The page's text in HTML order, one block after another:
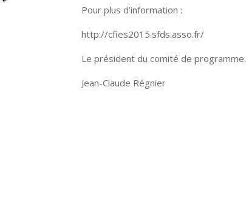
Pour plus d’information :
http://cfies2015.sfds.asso.fr/
Le président du comité de programme.
Jean-Claude Régnier